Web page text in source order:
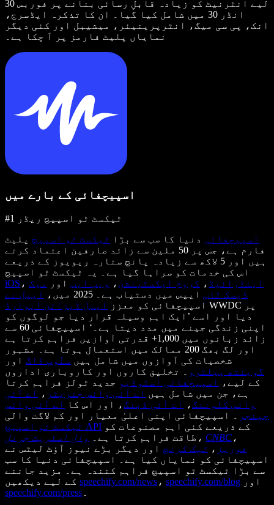
لیے انٹرنیٹ کو زیادہ قابلِ رسائی بنانے پر فوربس 30
انڈر 30 میں شامل کیا گیا۔ ان کا تذکرہ ایڈسرج،
انک، پی سی میگ، انٹرپرینیئر، میشیبل اور کئی دیگر
نمایاں پلیٹ فارمز پر آ چکا ہے۔
اسپیچفائی کے بارے میں
#1 ٹیکسٹ ٹو اسپیچ ریڈر
اسپیچفائی دنیا کا سب سے بڑا ٹیکسٹ ٹو اسپیچ پلیٹ
فارم ہے، جس پر 50 ملین سے زائد صارفین اعتماد کرتے
ہیں اور 5 لاکھ سے زیادہ پانچ ستارہ ریویوز کے ذریعے
اس کی خدمات کو سراہا گیا ہے۔ یہ ٹیکسٹ ٹو اسپیچ
iOS ، اینڈرائیڈ ، کروم ایکسٹینشن ، ویب ایپ اور
میک
ڈیسک ٹاپ ایپس میں دستیاب ہے۔ 2025 میں،
ایپل نے
اسپیچفائی کو معزز
ایپل ڈیزائن ایوارڈ
WWDC پر
دیا اور اسے ’ایک اہم وسیلہ قرار دیا جو لوگوں کو
اپنی زندگی جینے میں مدد دیتا ہے۔‘ اسپیچفائی 60 سے
زائد زبانوں میں 1,000+ قدرتی آوازیں فراہم کرتا ہے
اور لگ بھگ 200 ممالک میں استعمال ہوتا ہے۔ مشہور
شخصیات کی آوازوں میں شامل ہیں سنُوپ ڈاگ اور
گوینتھ پیلٹرو
۔ تخلیق کاروں اور کاروباری اداروں
کے لیے،
اسپیچفائی اسٹوڈیو جدید ٹولز فراہم کرتا
ہے، جن میں شامل ہیں اے آئی وائس جنریٹر ،
اے آئی
وائس کلوننگ، اے آئی ڈبنگ، اور اس کا
اے آئی وائس
چینجر
۔ اسپیچفائی اپنی اعلیٰ معیار اور کم لاگت والی
ٹیکسٹ ٹو اسپیچ API
طاقت فراہم کرتا ہے۔
وال اسٹریٹ جرنل ، CNBC ،
فوربز ، ٹیک کرنچ اور دیگر بڑے نیوز آؤٹ لیٹس نے
اسپیچفائی کو نمایاں کیا ہے۔ اسپیچفائی دنیا کا سب
سے بڑا ٹیکسٹ ٹو اسپیچ فراہم کنندہ ہے۔ مزید جاننے
speechify.com/news ، speechify.com/blog اور
speechify.com/press